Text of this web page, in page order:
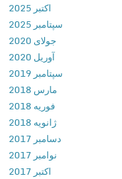
.
0
.
8
8
2
7
.
2
سپتامبر 2025
جولای 2020
آوریل 2020
سپتامبر 2019
مارس 2018
فوریه 2018
ژانویه 2018
دسامبر 2017
نوامبر 2017